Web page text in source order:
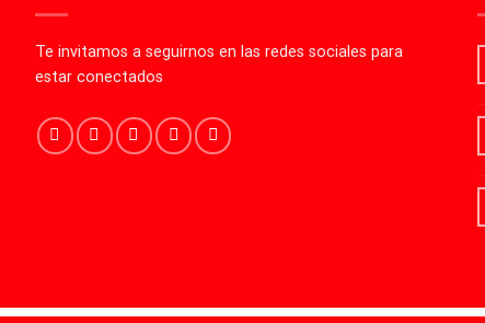
Te invitamos a seguirnos en las redes sociales para
estar conectados